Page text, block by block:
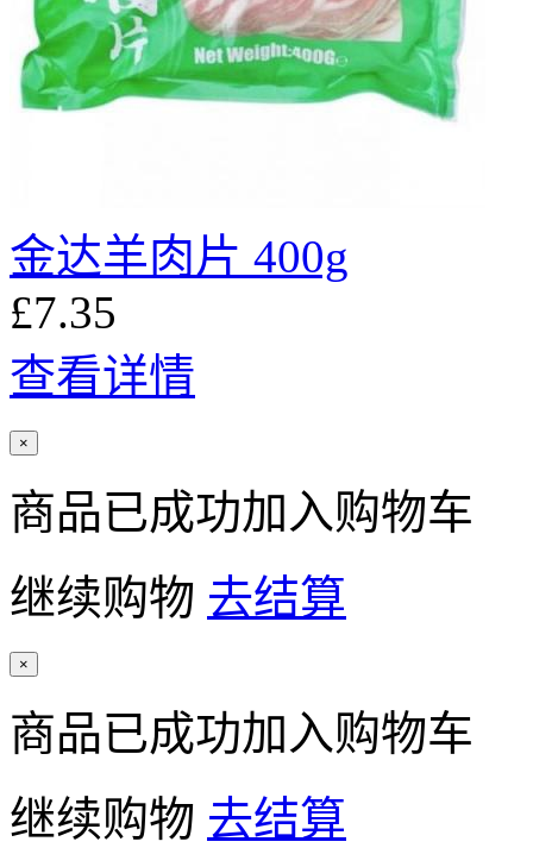
金达羊肉片 400g
£7.35
查看详情
×
商品已成功加入购物车
继续购物 去结算
×
商品已成功加入购物车
继续购物 去结算